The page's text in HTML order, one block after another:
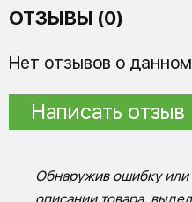
ОТЗЫВЫ (0)
Нет отзывов о
Написать отзыв
Обнаружив ошибку или